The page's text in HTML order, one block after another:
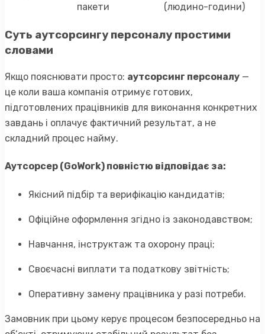
пакети
(людино-години)
Суть аутсорсингу персоналу простими
словами
Якщо пояснювати просто: аутсорсинг персоналу —
це коли ваша компанія отримує готових,
підготовлених працівників для виконання конкретних
завдань і оплачує фактичний результат, а не
складний процес найму.
Аутсорсер (GoWork) повністю відповідає за:
Якісний підбір та верифікацію кандидатів;
Офіційне оформлення згідно із законодавством;
Навчання, інструктаж та охорону праці;
Своєчасні виплати та податкову звітність;
Оперативну замену працівника у разі потреби.
Замовник при цьому керує процесом безпосередньо на